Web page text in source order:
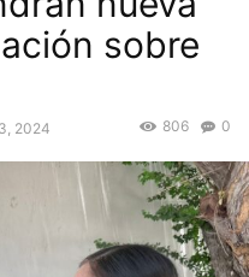
sobre
2024 0
806